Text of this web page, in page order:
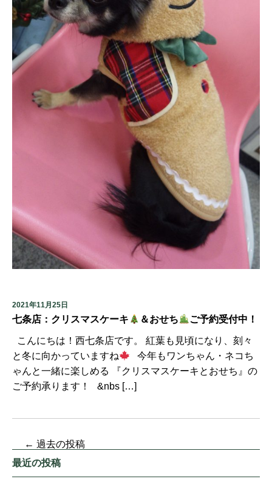
2021年11月25日
七条店：クリスマスケーキ ＆おせち ご予約受付中！
こんにちは！西七条店です。 紅葉も見頃になり、刻々
と冬に向かっていますね
今年もワンちゃん・ネコち
ゃんと一緒に楽しめる 『クリスマスケーキとおせち』の
ご予約承ります！ &nbs […]
← 過去の投稿
最近の投稿